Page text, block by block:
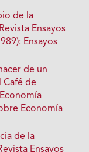
de la
Revista Ensayos
Ensayos
de un
Café de
Economía
de la
Ensayos